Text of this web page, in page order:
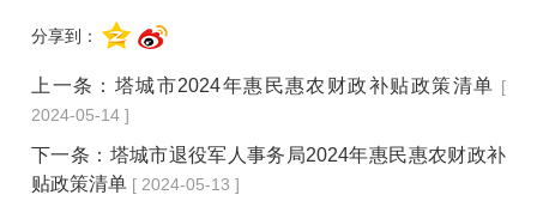
分享到：
上一条： 塔城市2024年惠民惠农财政补贴政策清单 [
2024-05-14 ]
下一条： 塔城市退役军人事务局2024年惠民惠农财政补
贴政策清单 [ 2024-05-13 ]